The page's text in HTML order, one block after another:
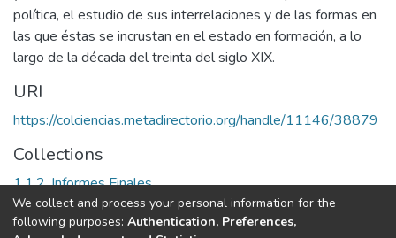
política, el estudio de sus interrelaciones y de las formas en
las que éstas se incrustan en el estado en formación, a lo
largo de la década del treinta del siglo XIX.
URI
https://colciencias.metadirectorio.org/handle/11146/38879
Collections
1.1.2. Informes Finales
Full item page
We collect and process your personal information for the
following purposes: Authentication, Preferences,